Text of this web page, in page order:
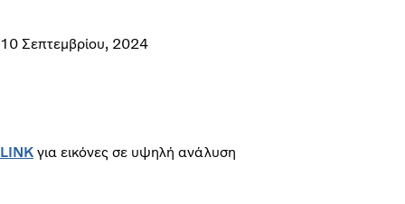
10 Σεπτεμβρίου, 2024
LINK για εικόνες σε υψηλή ανάλυση